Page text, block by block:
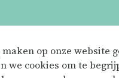
op onze website
we cookies om te